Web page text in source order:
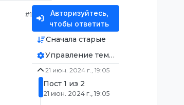
#1
Авторизуйтесь,
чтобы ответить
Сначала старые
Управление темой
21 июн. 2024 г., 19:05
Пост 1 из 2
21 июн. 2024 г., 19:05